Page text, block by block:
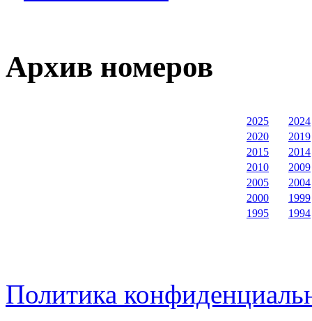
Архив номеров
2025
2024
2020
2019
2015
2014
2010
2009
2005
2004
2000
1999
1995
1994
Политика